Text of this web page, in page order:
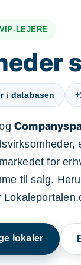
LEJERE
i databasen
for
til salg.
lokaler